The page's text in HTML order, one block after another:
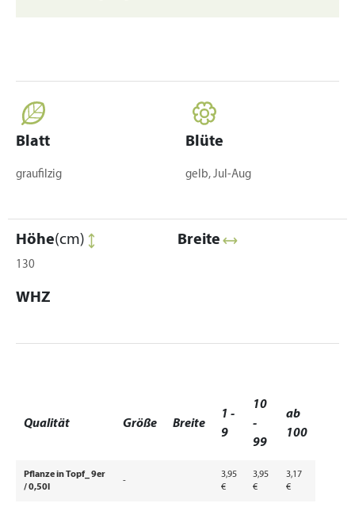
Blatt
graufilzig
Blüte
gelb, Jul-Aug
Höhe(cm)
130
Breite
WHZ
Qualität Größe Breite
1 -
9
10
-
99
ab
100
Pflanze in Topf_ 9er
/ 0,50l
-
3,95
€
3,95
€
3,17
€